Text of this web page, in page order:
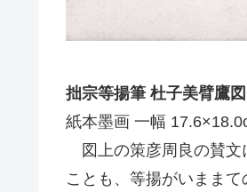
拙宗等揚筆 杜子美臂鷹
紙本墨画 一幅
図上の策彦周良の賛文
ことも、等揚がいまま